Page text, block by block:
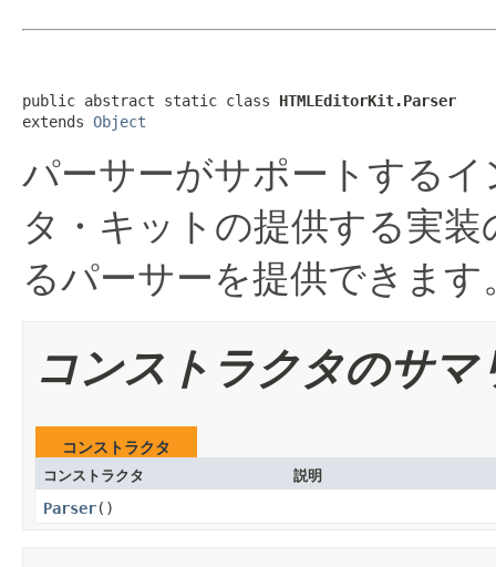
public abstract static class HTMLEditorKit.Parser
extends Object
パーサーがサポートする
タ・キットの提供する実
るパーサーを提供できます
コンストラクタのサマ
コンストラクタ
コンストラクタ 説明
Parser()